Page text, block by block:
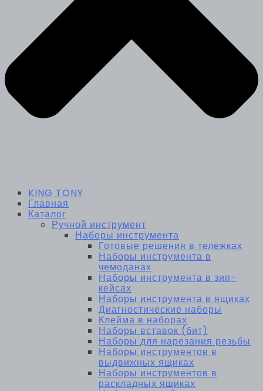
KING TONY
Главная
Каталог
Ручной инструмент
Наборы инструмента
Готовые решения в тележках
Наборы инструмента в
чемоданах
Наборы инструмента в зип-
кейсах
Наборы инструмента в ящиках
Диагностические наборы
Клейма в наборах
Наборы вставок (бит)
Наборы для нарезания резьбы
Наборы инструментов в
выдвижных ящиках
Наборы инструментов в
раскладных ящиках